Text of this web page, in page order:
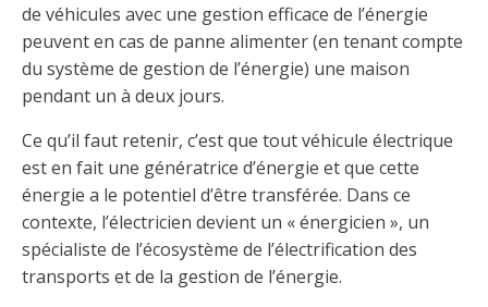
de véhicules avec une gestion efficace de l’énergie
peuvent en cas de panne alimenter (en tenant compte
du système de gestion de l’énergie) une maison
pendant un à deux jours.
Ce qu’il faut retenir, c’est que tout véhicule électrique
est en fait une génératrice d’énergie et que cette
énergie a le potentiel d’être transférée. Dans ce
contexte, l’électricien devient un « énergicien », un
spécialiste de l’écosystème de l’électrification des
transports et de la gestion de l’énergie.